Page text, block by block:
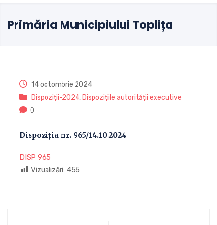
Primăria Municipiului Toplița
14 octombrie 2024
Dispoziții-2024, Dispozițiile autorității executive
0
Dispoziția nr. 965/14.10.2024
DISP 965
Vizualizări: 455